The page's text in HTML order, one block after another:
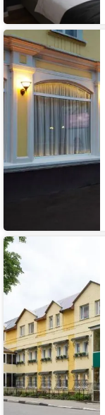
Гостиница
Клевер
на
Волоколамке
Гостиница
Клевер
на
Вокзальной